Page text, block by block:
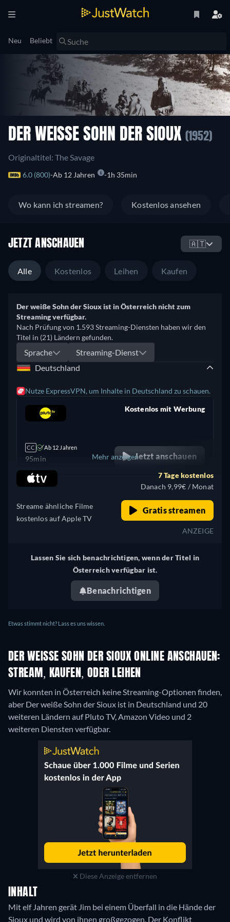
Neu Beliebt
DER WEISSE SOHN DER SIOUX (1952)
Originaltitel: The Savage
6.0 (800) Ab 12 Jahren 1h 35min
Wo kann ich streamen? Kostenlos ansehen
JETZT ANSCHAUEN 🇦🇹
Alle Kostenlos Leihen Kaufen
Der weiße Sohn der Sioux ist in Österreich nicht zum
Streaming verfügbar.
Nach Prüfung von 1.593 Streaming-Diensten haben wir den
Titel in (21) Ländern gefunden.
Sprache
Streaming-Dienst
Deutschland
Nutze ExpressVPN, um Inhalte in Deutschland zu schauen.
CC Ab 12 Jahren
95min
Kostenlos mit Werbung
Jetzt anschauen
Vereinigte Staaten (US)
Mehr anzeigen
Streame ähnliche Filme
kostenlos auf Apple TV
7 Tage kostenlos
Danach 9,99€ / Monat
Gratis streamen
ANZEIGE
Lassen Sie sich benachrichtigen, wenn der Titel in
Österreich verfügbar ist.
Benachrichtigen
Etwas stimmt nicht? Lass es uns wissen.
DER WEISSE SOHN DER SIOUX ONLINE ANSCHAUEN: S
TREAM, KAUFEN, ODER LEIHEN
Wir konnten in Österreich keine Streaming-Optionen finden,
aber Der weiße Sohn der Sioux ist in Deutschland und 20
weiteren Ländern auf Pluto TV, Amazon Video und 2
weiteren Diensten verfügbar.
Diese Anzeige entfernen
INHALT
Mit elf Jahren gerät Jim bei einem Überfall in die Hände der
Sioux und wird von ihnen großgezogen. Der Konflikt